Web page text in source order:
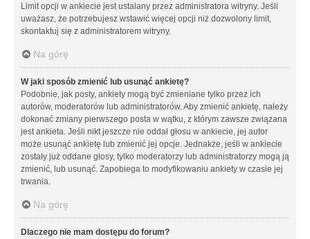
Limit opcji w ankiecie jest ustalany przez administratora witryny. Jeśli
uważasz, że potrzebujesz wstawić więcej opcji niż dozwolony limit,
skontaktuj się z administratorem witryny.
Na górę
W jaki sposób zmienić lub usunąć ankietę?
Podobnie, jak posty, ankiety mogą być zmieniane tylko przez ich
autorów, moderatorów lub administratorów. Aby zmienić ankietę, należy
dokonać zmiany pierwszego posta w wątku, z którym zawsze związana
jest ankieta. Jeśli nikt jeszcze nie oddał głosu w ankiecie, jej autor
może usunąć ankietę lub zmienić jej opcje. Jednakże, jeśli w ankiecie
zostały już oddane głosy, tylko moderatorzy lub administratorzy mogą ją
zmienić, lub usunąć. Zapobiega to modyfikowaniu ankiety w czasie jej
trwania.
Na górę
Dlaczego nie mam dostępu do forum?